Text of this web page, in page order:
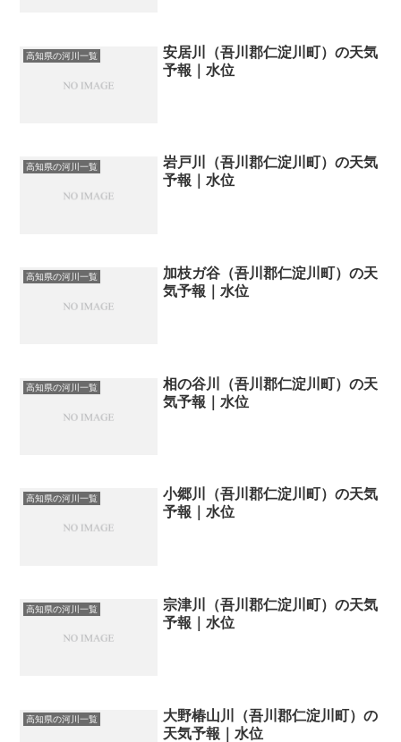
高知県の河川一覧
安居川（吾川郡仁淀川町）の天気
予報｜水位
高知県の河川一覧
岩戸川（吾川郡仁淀川町）の天気
予報｜水位
高知県の河川一覧
加枝ガ谷（吾川郡仁淀川町）の天
気予報｜水位
高知県の河川一覧
相の谷川（吾川郡仁淀川町）の天
気予報｜水位
高知県の河川一覧
小郷川（吾川郡仁淀川町）の天気
予報｜水位
高知県の河川一覧
宗津川（吾川郡仁淀川町）の天気
予報｜水位
高知県の河川一覧
大野椿山川（吾川郡仁淀川町）の
天気予報｜水位